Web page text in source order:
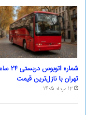
شماره
تهران با نازل‌ترین قیمت
12 مرداد 1405